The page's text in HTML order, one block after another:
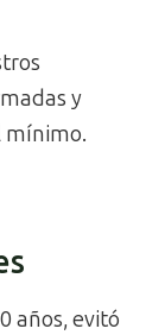
y
mínimo.
años, evitó